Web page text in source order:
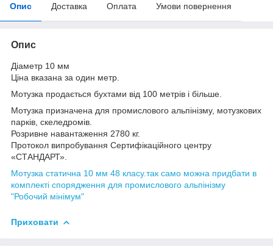
Опис Доставка Оплата Умови повернення
Опис
Діаметр 10 мм
Ціна вказана за один метр.
Мотузка продається бухтами від 100 метрів і більше.
Мотузка призначена для промислового альпінізму, мотузкових
парків, скеледромів.
Розривне навантаження 2780 кг.
Протокол випробування Сертифікаційного центру
«СТАНДАРТ».
Мотузка статична 10 мм 48 класу.так само можна придбати в
комплекті спорядження для промислового альпінізму
"Робочий мінімум"
Приховати